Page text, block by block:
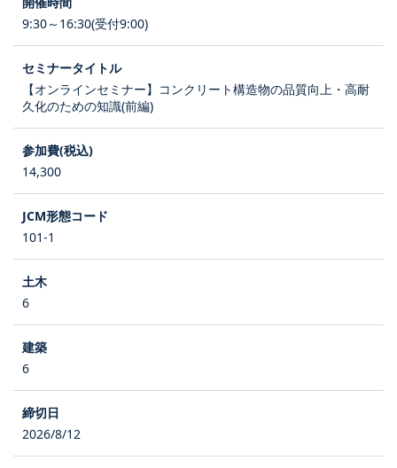
9:30～16:30(受付9:00)
【オンラインセミナー】コンクリート構造物の品質向上・高耐
久化のための知識(前編)
14,300
101-1
6
6
2026/8/12